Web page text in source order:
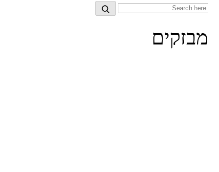
Search
Search
מבזקים